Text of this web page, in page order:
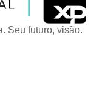
Seu futuro, visão.